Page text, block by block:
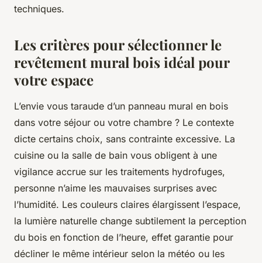
techniques.
Les critères pour sélectionner le
revêtement mural bois idéal pour
votre espace
L’envie vous taraude d’un panneau mural en bois
dans votre séjour ou votre chambre ? Le contexte
dicte certains choix, sans contrainte excessive. La
cuisine ou la salle de bain vous obligent à une
vigilance accrue sur les traitements hydrofuges,
personne n’aime les mauvaises surprises avec
l’humidité. Les couleurs claires élargissent l’espace,
la lumière naturelle change subtilement la perception
du bois en fonction de l’heure, effet garantie pour
décliner le même intérieur selon la météo ou les